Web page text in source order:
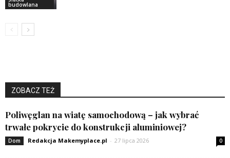
budowlana
ZOBACZ TEŻ
Poliwęglan na wiatę samochodową – jak wybrać
trwałe pokrycie do konstrukcji aluminiowej?
Dom Redakcja Makemyplace.pl - 27 lipca 2026 0